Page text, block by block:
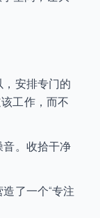
，安排专门的
工作，而不
。收拾干净
了一个“专注